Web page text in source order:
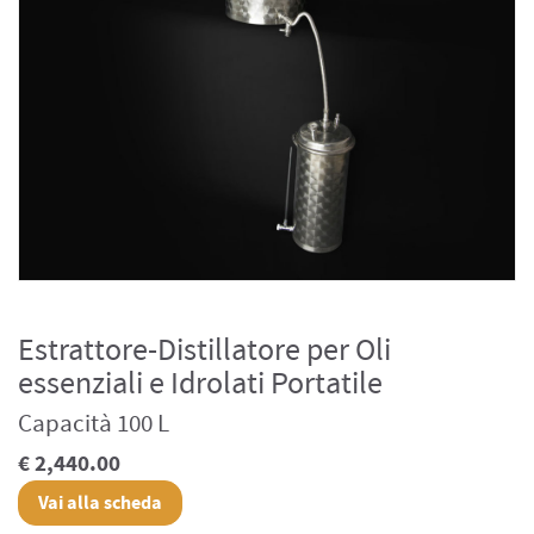
Estrattore-Distillatore per Oli
essenziali e Idrolati Portatile
Capacità 100 L
€ 2,440.00
Vai alla scheda